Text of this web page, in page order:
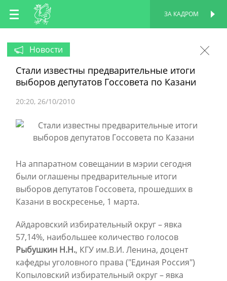
RU
EN
ЗА КАДРОМ
Новости
Стали известны предварительные итоги
выборов депутатов Госсовета по Казани
20:20 26/10/2010
На аппаратном совещании в мэрии сегодня
были оглашены предварительные итоги
выборов депутатов Госсовета, прошедших в
Казани в воскресенье, 1 марта.
Айдаровский избирательный округ – явка
57,14%, наибольшее количество голосов
Рыбушкин Н.Н., КГУ им.В.И. Ленина, доцент
кафедры уголовного права ("Единая Россия")
Копыловский избирательный округ – явка
ПЕРСОНАЛЬНАЯ